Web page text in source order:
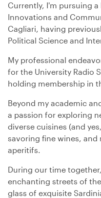
Currently, I'm pursuing
Innovations and
Cagliari, having
Political Science and
My professional
for the University Radio
holding membership in
Beyond my academic
a passion for exploring
diverse cuisines (and
savoring fine wines, and
aperitifs.
During our time
enchanting streets of
glass of exquisite